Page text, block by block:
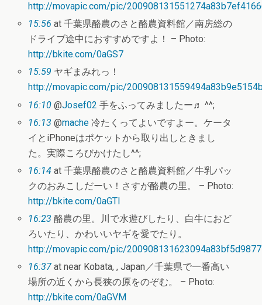
http://movapic.com/pic/
15:56 at 千葉県酪農のさと酪農資料館／南房総の
ドライブ途中におすすめですよ！ – Photo:
http://bkite.com/0aGS7
15:59 ヤギまみれっ！
http://movapic.com/pic/
16:10 @Josef02 手をふってみましたー♬ ^^;
16:13 @mache 冷たくってよいですよー。ケータ
イとiPhoneはポケットから取り出しときまし
た。実際ころびかけたし^^;
16:14 at 千葉県酪農のさと酪農資料館／牛乳パッ
クのおみこしだーい！さすが酪農の里。 – Photo:
http://bkite.com/0aGTl
16:23 酪農の里。川で水遊びしたり、白牛におど
ろいたり、かわいいヤギを愛でたり。
http://movapic.com/pic/
16:37 at near Kobata, , Japan／千葉県で一番高い
場所の近くから長狭の原をのぞむ。 – Photo:
http://bkite.com/0aGVM